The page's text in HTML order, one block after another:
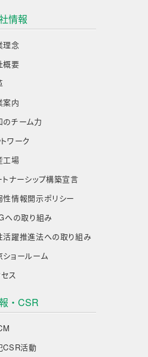
情報
理念
概要
案内
のチーム力
ワーク
工場
トナーシップ構築宣言
性情報開示ポリシー
への取り組み
活躍推進法への取り組み
ショールーム
ス
・CSR
CSR活動